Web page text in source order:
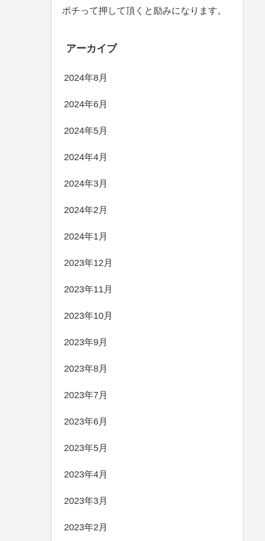
ポチって押して頂くと励みになります。
アーカイブ
2024年8月
2024年6月
2024年5月
2024年4月
2024年3月
2024年2月
2024年1月
2023年12月
2023年11月
2023年10月
2023年9月
2023年8月
2023年7月
2023年6月
2023年5月
2023年4月
2023年3月
2023年2月